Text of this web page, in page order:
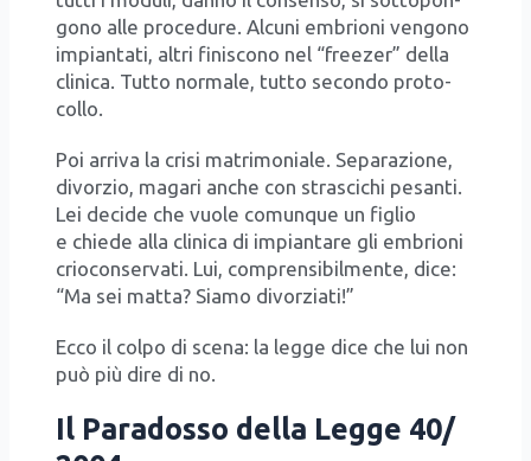
go­no alle pro­ce­du­re. Alcu­ni embrio­ni ven­go­no
impian­ta­ti, altri fini­sco­no nel “free­zer” del­la
cli­ni­ca. Tut­to nor­ma­le, tut­to secon­do pro­to­
col­lo.
Poi arri­va la cri­si matri­mo­nia­le. Sepa­ra­zio­ne,
divor­zio, maga­ri anche con stra­sci­chi pesan­ti.
Lei deci­de che vuo­le comun­que un figlio
e chie­de alla cli­ni­ca di impian­ta­re gli embrio­ni
crio­con­ser­va­ti. Lui, com­pren­si­bil­men­te, dice:
“Ma sei mat­ta? Sia­mo divor­zia­ti!”
Ecco il col­po di sce­na: la leg­ge dice che lui non
può più dire di no.
Il Paradosso della Legge 40/​